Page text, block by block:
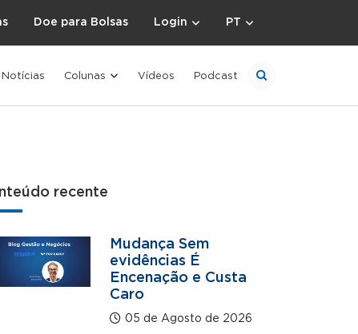
Doe para Bolsas Login PT
Notícias Colunas Vídeos Podcast
recente
Mudança Sem
evidências É
Encenação e Custa
Caro
05 de Agosto de 2026